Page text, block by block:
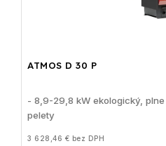
ATMOS D 30 P
3 628,46 € bez DPH
- 8,9-29,8 kW ekologický,
pelety